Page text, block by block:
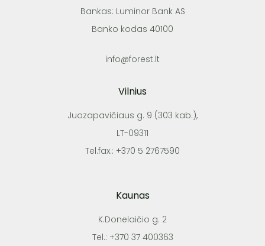
Bankas: Luminor Bank AS
Banko kodas 40100
info@forest.lt
Vilnius
Juozapavičiaus g. 9 (303 kab.),
LT-09311
Tel.fax.: +370 5 2767590
Kaunas
K.Donelaičio g. 2
Tel.: +370 37 400363